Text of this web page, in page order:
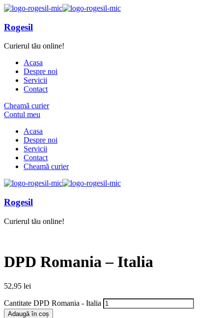
Rogesil
Curierul tău online!
Acasa
Despre noi
Servicii
Contact
Cheamă curier
Contul meu
Acasa
Despre noi
Servicii
Contact
Cheamă curier
Rogesil
Curierul tău online!
DPD Romania – Italia
52,95 lei
Cantitate DPD Romania - Italia
Adaugă în coș